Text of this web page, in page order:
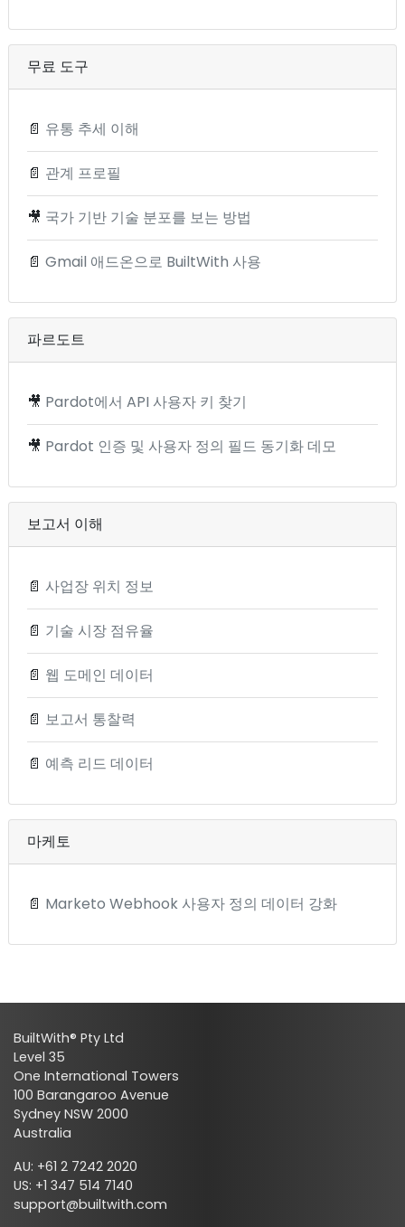
무료 도구
📄 유통 추세 이해
📄 관계 프로필
🎥 국가 기반 기술 분포를 보는 방법
📄 Gmail 애드온으로 BuiltWith 사용
파르도트
🎥 Pardot에서 API 사용자 키 찾기
🎥 Pardot 인증 및 사용자 정의 필드 동기화 데모
보고서 이해
📄 사업장 위치 정보
📄 기술 시장 점유율
📄 웹 도메인 데이터
📄 보고서 통찰력
📄 예측 리드 데이터
마케토
📄 Marketo Webhook 사용자 정의 데이터 강화
BuiltWith® Pty Ltd
Level 35
One International Towers
100 Barangaroo Avenue
Sydney NSW 2000
Australia
AU: +61 2 7242 2020
US: +1 347 514 7140
support@builtwith.com